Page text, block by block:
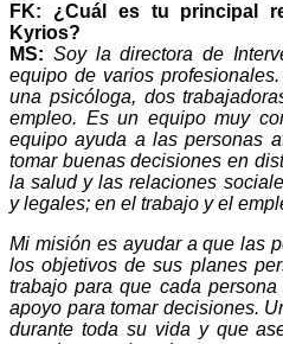
FK: ¿Cuál es tu principal
Kyrios?
MS: Soy la directora de
equipo de varios
una psicóloga, dos
empleo. Es un equipo muy
equipo ayuda a las personas
tomar buenas decisiones en
la salud y las relaciones
y legales; en el trabajo y el
Mi misión es ayudar a que las
los objetivos de sus planes
trabajo para que cada
apoyo para tomar decisiones.
durante toda su vida y que